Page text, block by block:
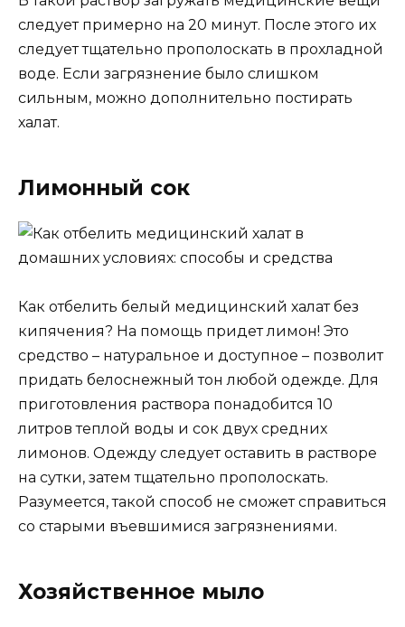
следует примерно на 20 минут. После этого их
следует тщательно прополоскать в прохладной
воде. Если загрязнение было слишком
сильным, можно дополнительно постирать
халат.
Лимонный сок
Как отбелить белый медицинский халат без
кипячения? На помощь придет лимон! Это
средство – натуральное и доступное – позволит
придать белоснежный тон любой одежде. Для
приготовления раствора понадобится 10
литров теплой воды и сок двух средних
лимонов. Одежду следует оставить в растворе
на сутки, затем тщательно прополоскать.
Разумеется, такой способ не сможет справиться
со старыми въевшимися загрязнениями.
Хозяйственное мыло